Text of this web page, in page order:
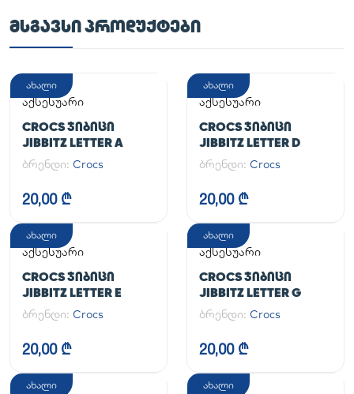
ᲛᲡᲒᲐᲕᲡᲘ ᲞᲠᲝᲓᲣᲥᲢᲔᲑᲘ
ახალი
აქსესუარი
CROCS ᲯᲘᲑᲘᲪᲘ
JIBBITZ LETTER A
ბრენდი: Crocs
20,00 ₾
ახალი
აქსესუარი
CROCS ᲯᲘᲑᲘᲪᲘ
JIBBITZ LETTER D
ბრენდი: Crocs
20,00 ₾
ახალი
აქსესუარი
CROCS ᲯᲘᲑᲘᲪᲘ
JIBBITZ LETTER E
ბრენდი: Crocs
20,00 ₾
ახალი
აქსესუარი
CROCS ᲯᲘᲑᲘᲪᲘ
JIBBITZ LETTER G
ბრენდი: Crocs
20,00 ₾
ახალი ახალი